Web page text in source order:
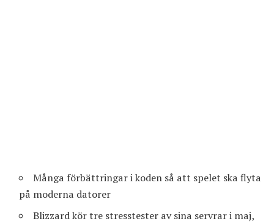
Många förbättringar i koden så att spelet ska flyta
på moderna datorer
Blizzard kör tre stresstester av sina servrar i maj,